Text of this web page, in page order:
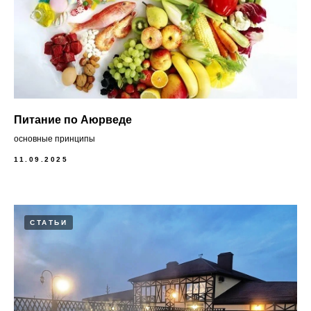
Питание по Аюрведе
основные принципы
11.09.2025
СТАТЬИ